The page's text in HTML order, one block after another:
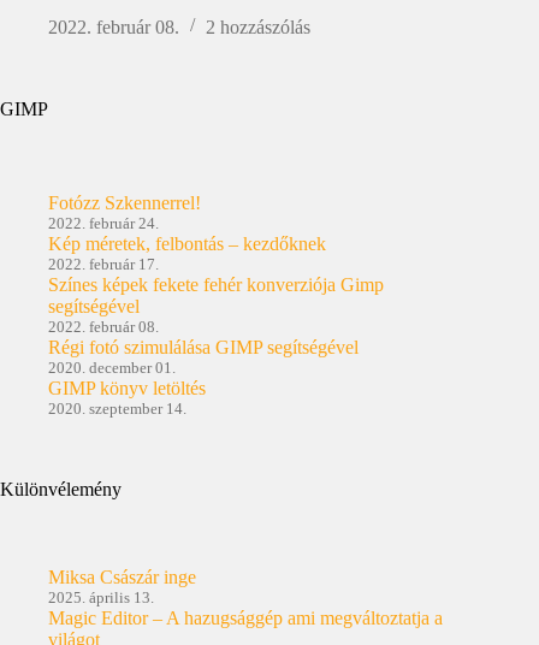
2022. február 08.
2 hozzászólás
GIMP
Fotózz Szkennerrel!
2022. február 24.
Kép méretek, felbontás – kezdőknek
2022. február 17.
Színes képek fekete fehér konverziója Gimp
segítségével
2022. február 08.
Régi fotó szimulálása GIMP segítségével
2020. december 01.
GIMP könyv letöltés
2020. szeptember 14.
Különvélemény
Miksa Császár inge
2025. április 13.
Magic Editor – A hazugsággép ami megváltoztatja a
világot